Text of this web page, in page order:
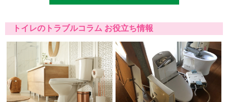
て使用可能な便器の種類も変わってまいります
ので、しっかりとした現場確認で最適なご提案
をさせて頂きます。
トイレのトラブルコラム お役立ち情報